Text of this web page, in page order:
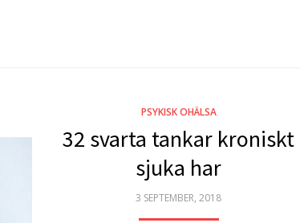
PSYKISK OHÄLSA
32 svarta tankar kroniskt
sjuka har
POSTED
3 SEPTEMBER, 2018